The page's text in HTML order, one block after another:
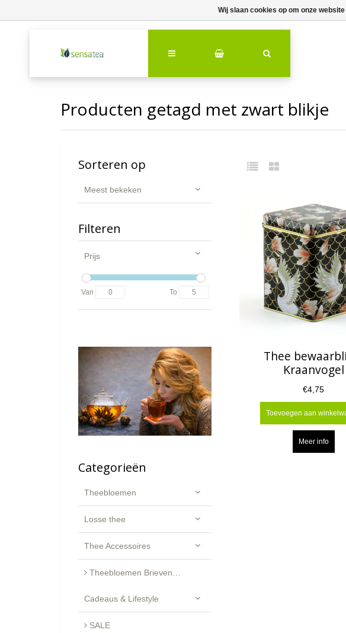
Producten getagd met zwart blikje
Sorteren op
Meest bekeken
Filteren
Prijs
Van To
Categorieën
Theebloemen
Losse thee
Thee Accessoires
Theebloemen Brievenbus Cadeau - Luxe Geschenkset
Cadeaus & Lifestyle
SALE
Thee
Kraanvogel
€4,75
Toevoegen aan
Meer info
Wij slaan cookies op om onze